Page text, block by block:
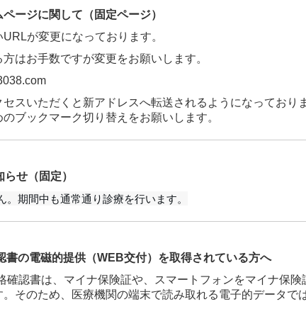
ージに関して（固定ページ）
が変更になっております。
はお手数ですが変更をお願いします。
スいただくと新アドレスへ転送されるようになっており
ブックマーク切り替えをお願いします。
せ（固定）
期間中も通常通り診療を行います。
の電磁的提供（WEB交付）を取得されている方へ
確認書は、マイナ保険証や、スマートフォンをマイナ保
そのため、医療機関の端末で読み取れる電子的データで